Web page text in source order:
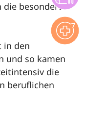
die besonderen
in den
und so kamen
die
beruflichen